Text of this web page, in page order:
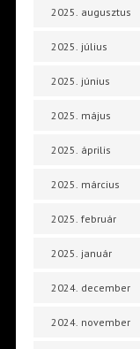
2025. augusztus
2025. július
2025. június
2025. május
2025. április
2025. március
2025. február
2025. január
2024. december
2024. november